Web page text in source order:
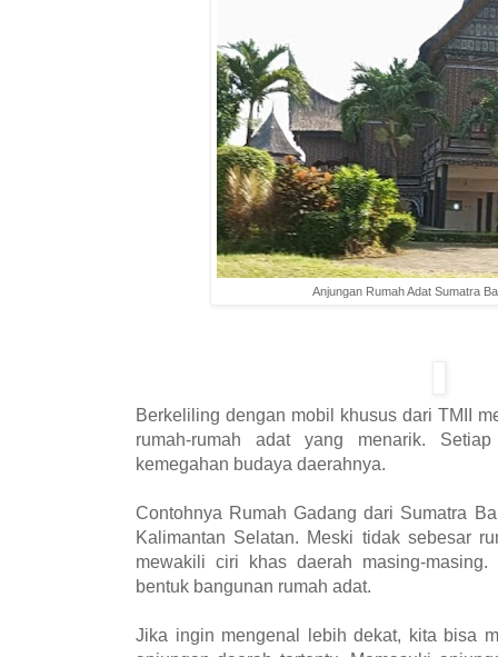
Anjungan Rumah Adat Sumatra
Berkeliling dengan mobil khusus dari TMII
rumah-rumah adat yang menarik.
kemegahan budaya daerahnya.
Contohnya Rumah Gadang dari Sumatra
Kalimantan Selatan. Meski tidak sebesar
mewakili ciri khas daerah masing-
bentuk bangunan rumah adat.
Jika ingin mengenal lebih dekat, kita bisa